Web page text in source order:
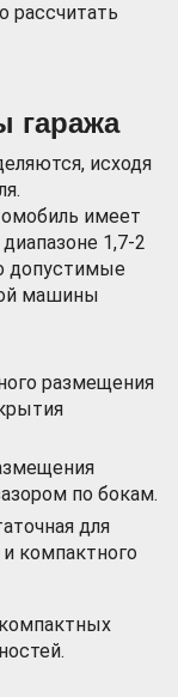
рассчитать
гаража
исходя
имеет
1,7-2
допустимые
машины
размещения
по бокам.
для
компактного